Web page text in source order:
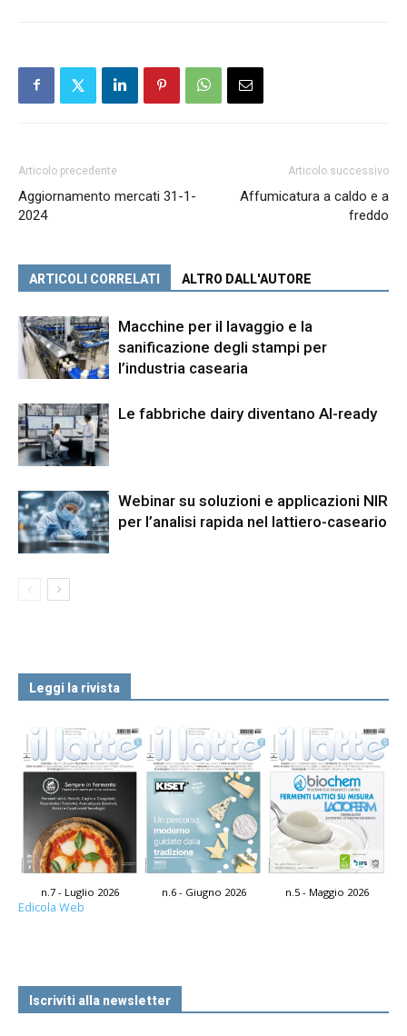
Articolo precedente
Aggiornamento mercati 31-1-
2024
Articolo successivo
Affumicatura a caldo e a
freddo
ARTICOLI CORRELATI ALTRO DALL'AUTORE
Macchine per il lavaggio e la
sanificazione degli stampi per
l’industria casearia
Le fabbriche dairy diventano AI-ready
Webinar su soluzioni e applicazioni NIR
per l’analisi rapida nel lattiero-caseario
Leggi la rivista
n.7 - Luglio 2026 n.6 - Giugno 2026 n.5 - Maggio 2026
Edicola Web
Iscriviti alla newsletter